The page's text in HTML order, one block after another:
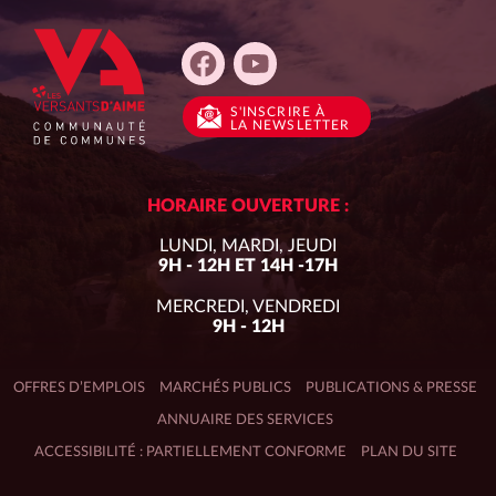
HORAIRE OUVERTURE :
LUNDI, MARDI, JEUDI
9H - 12H ET 14H -17H
MERCREDI, VENDREDI
9H - 12H
OFFRES D’EMPLOIS MARCHÉS PUBLICS PUBLICATIONS & PRESSE
ANNUAIRE DES SERVICES
ACCESSIBILITÉ : PARTIELLEMENT CONFORME PLAN DU SITE
S'INSCRIRE À
LA NEWSLETTER